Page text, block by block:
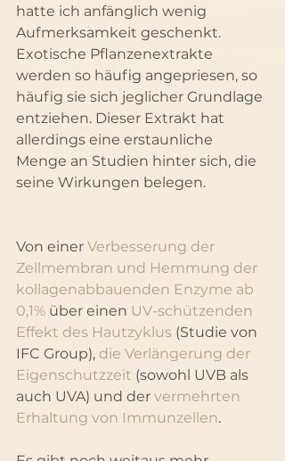
hatte ich anfänglich wenig
Aufmerksamkeit geschenkt.
Exotische Pflanzenextrakte
werden so häufig angepriesen, so
häufig sie sich jeglicher Grundlage
entziehen. Dieser Extrakt hat
allerdings eine erstaunliche
Menge an Studien hinter sich, die
seine Wirkungen belegen.
Von einer Verbesserung der
Zellmembran und Hemmung der
kollagenabbauenden Enzyme ab
0,1% über einen UV-schützenden
Effekt des Hautzyklus (Studie von
IFC Group), die Verlängerung der
Eigenschutzzeit (sowohl UVB als
auch UVA) und der vermehrten
Erhaltung von Immunzellen.